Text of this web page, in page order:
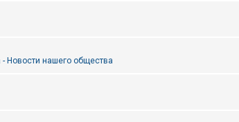
Новости нашего общества